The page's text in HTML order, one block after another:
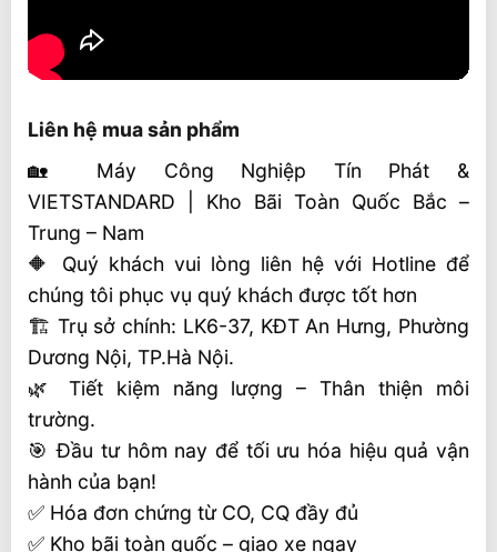
Liên hệ mua sản phẩm
🏡 Máy Công Nghiệp Tín Phát &
VIETSTANDARD | Kho Bãi Toàn Quốc Bắc –
Trung – Nam
🔶 Quý khách vui lòng liên hệ với Hotline để
chúng tôi phục vụ quý khách được tốt hơn
🏗 Trụ sở chính: LK6-37, KĐT An Hưng, Phường
Dương Nội, TP.Hà Nội.
🌿 Tiết kiệm năng lượng – Thân thiện môi
trường.
🎯 Đầu tư hôm nay để tối ưu hóa hiệu quả vận
hành của bạn!
✅ Hóa đơn chứng từ CO, CQ đầy đủ
✅ Kho bãi toàn quốc – giao xe ngay